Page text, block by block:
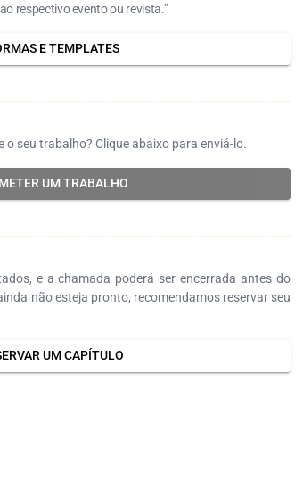
respectivo evento ou revista.”
E TEMPLATES
seu trabalho? Clique abaixo para enviá-lo.
UM TRABALHO
e a chamada poderá ser encerrada antes do
não esteja pronto, recomendamos reservar seu
UM CAPÍTULO